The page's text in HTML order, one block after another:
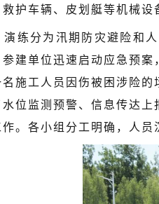
护车辆、皮划艇等机械设
演练分为汛期防灾避险和
参建单位迅速启动应急预
名施工人员因伤被困涉险
水位监测预警、信息传达
作。各小组分工明确，人员